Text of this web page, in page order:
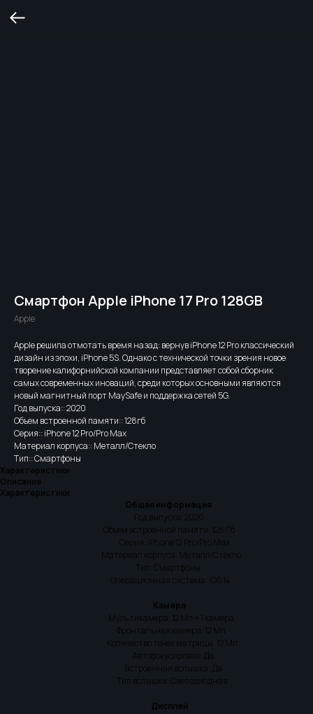
Смартфон Apple iPhone 17 Pro 128GB
Apple
Apple решила отмотать время назад: вернув iPhone 12 Pro классический
дизайн из эпохи, iPhone 5S. Однако с технической точки зрения новое
творение калифорнийской компании представляет собой сборник
самых современных иноваций, среди которых основными являются
новый магнитный порт MaySafe и поддержка сетей 5G.
Год выпуска:: 2020
Объем встроенной памяти:: 128гб
Серия:: iPhone 12 Pro/Pro Max
Материал корпуса:: Металл/Стекло
Тип:: Смартфоны
Характеристики
Описание
Характеристики
Общая информация
Год выпуска: 2020
Объем встроенной памяти: 128 Гб
Серия: iPhone 12 Pro/Pro Max
Материал корпуса: Металл/Стекло
Тип: Смартфоны
Операционная система: iOS 14
Камера
Мультикамера: 12 Мп + 1 камера
Фронтальная камера: 12 Мп
Количество точек матрицы: 12 Mп
Автофокусировка: Да
Встроенная вспышка: Да
Тип вспышки: Светодиодная
Дисплей